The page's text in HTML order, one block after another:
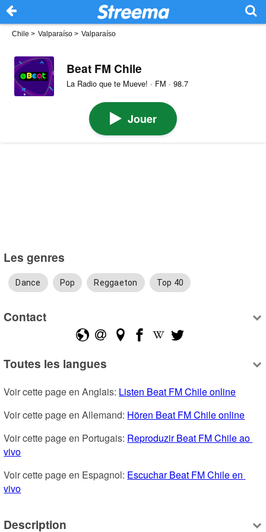
Chile > Valparaíso > Valparaíso
Beat FM Chile
La Radio que te Mueve! · FM · 98.7
Jouer
Les genres
Dance Pop Reggaeton Top 40
Contact
Toutes les langues
Voir cette page en Anglais: Listen Beat FM Chile online
Voir cette page en Allemand: Hören Beat FM Chile online
Voir cette page en Portugais: Reproduzir Beat FM Chile ao
vivo
Voir cette page en Espagnol: Escuchar Beat FM Chile en
vivo
Description